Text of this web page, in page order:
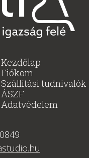
Kezdőlap
Fiókom
Szállítási tudnivalók
ÁSZF
Adatvédelem